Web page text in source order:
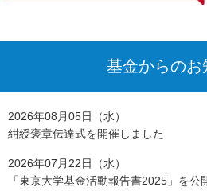
基金からのお
2026年08月05日（水）
紺綬褒章伝達式を開催しました
2026年07月22日（水）
「東京大学基金活動報告書2025」を公